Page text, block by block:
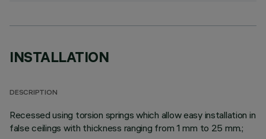
INSTALLATION
DESCRIPTION
Recessed using torsion springs which allow easy installation in
false ceilings with thickness ranging from 1 mm to 25 mm.;